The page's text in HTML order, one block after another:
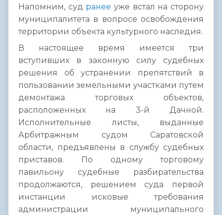
Напомним, суд ранее уже встал на сторону
муниципалитета в вопросе освобождения
территории объекта культурного наследия.
В настоящее время имеется три
вступивших в законную силу судебных
решения об устранении препятствий в
пользовании земельными участками путем
демонтажа торговых объектов,
расположенных на 3-й Дачной.
Исполнительные листы, выданные
Арбитражным судом Саратовской
области, предъявлены в службу судебных
приставов. По одному торговому
павильону судебные разбирательства
продолжаются, решением суда первой
инстанции исковые требования
администрации муниципального